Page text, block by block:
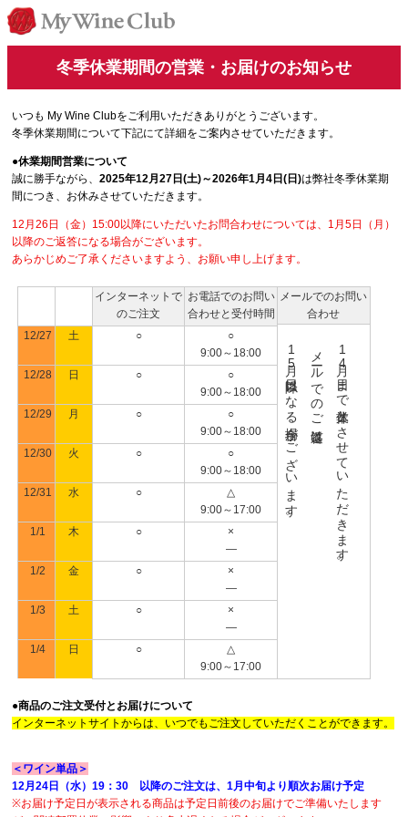
冬季休業期間の営業・お届けのお知らせ
いつも My Wine Clubをご利用いただきありがとうございます。
冬季休業期間について下記にて詳細をご案内させていただきます。
●休業期間営業について
誠に勝手ながら、 2025年12月27日(土)～2026年1月4日(日)は弊社冬季休業期
間につき、お休みさせていただきます。
12月26日（金）15:00以降にいただいたお問合わせについては、1月5日（月）
以降のご返答になる場合がございます。
あらかじめご了承くださいますよう、お願い申し上げます。
12/27
12/28
12/29
12/30
12/31
1/1
1/2
1/3
1/4
土
日
月
火
水
木
金
土
日
インターネットで
のご注文
○
○
○
○
○
○
○
○
○
お電話でのお問い
合わせと受付時間
○
9:00～18:00
○
9:00～18:00
○
9:00～18:00
○
9:00～18:00
△
9:00～17:00
×
―
×
―
×
―
△
9:00～17:00
メールでのお問い
合わせ
1
4
日まで休業とさせていただきます。
メールでのご返答は
1
5
日以降になる場合がございます。
●商品のご注文受付とお届けについて
インターネットサイトからは、いつでもご注文していただくことができます。
＜ワイン単品＞
12月24日（水）19：30 以降のご注文は、1月中旬より順次お届け予定
※お届け予定日が表示される商品は予定日前後のお届けでご準備いたします